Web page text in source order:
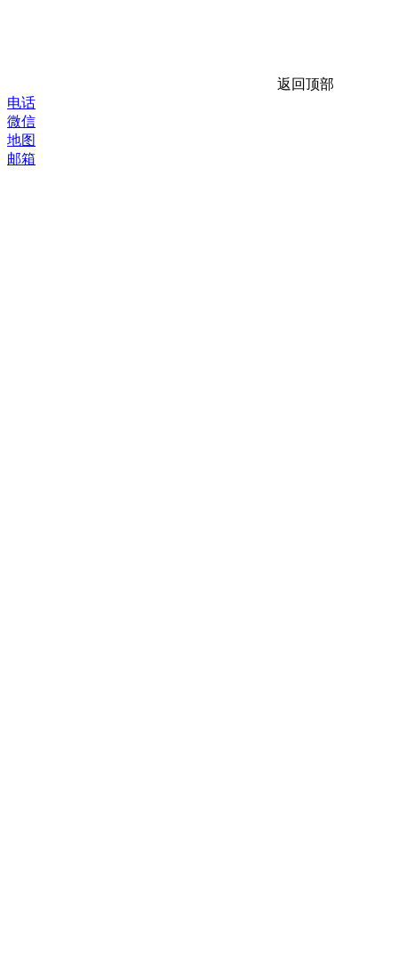
返回顶部
电话
微信
地图
邮箱